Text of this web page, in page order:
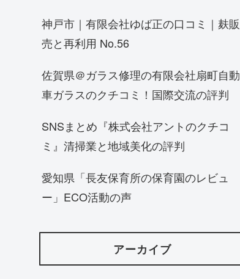
神戸市｜有限会社ゆば正の口コミ｜麸販
売と再利用 No.56
佐賀県＠ガラス修理の有限会社扇町自動
車ガラスのクチコミ！国際交流の評判
SNSまとめ『株式会社アントのクチコ
ミ』清掃業と地域美化の評判
愛知県「長友保育所の保育園のレビュ
ー」ECO活動の声
アーカイブ